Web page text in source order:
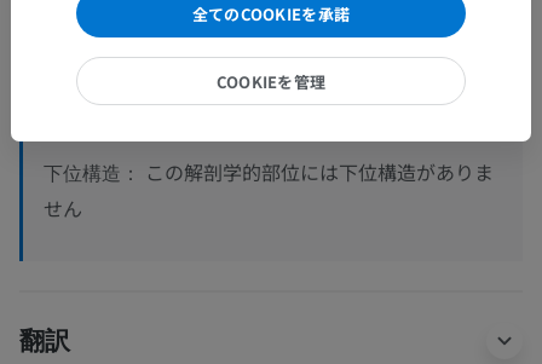
人体解剖学1
系統解剖
> 上肢骨> 自由上肢
手の骨> 中手骨 [IV]
下位構造：
この解剖学的部位には下位構造がありま
せん
翻訳
全てのCOOKIEを承諾
COOKIEを管理